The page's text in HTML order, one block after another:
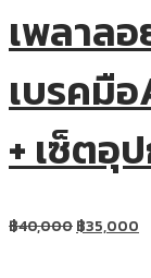
เพลาลอ
เบรคมือ
+ เซ็ตอุ
฿40,000฿35,000